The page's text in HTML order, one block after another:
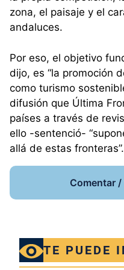
zona, el paisaje y el
andaluces.
Por eso, el objetivo
dijo, es “la promoción
como turismo
difusión que Última
países a través de
ello -sentenció-
allá de estas fronteras”.
Comentar
TE PUEDE